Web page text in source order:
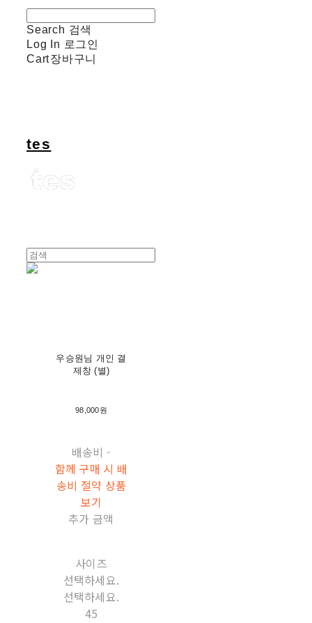
Search 검색
Log In 로그인
Cart장바구니
tes
우승원님 개인 결
제창 (별)
98,000원
배송비 -
함께 구매 시 배
송비 절약 상품
보기
추가 금액
사이즈
선택하세요.
선택하세요.
45